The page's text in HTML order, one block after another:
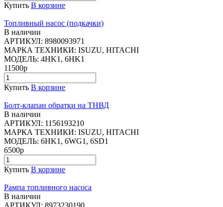
Купить В корзине
Топливный насос (подкачки)
В наличии
АРТИКУЛ: 8980093971
МАРКА ТЕХНИКИ: ISUZU, HITACHI
МОДЕЛЬ: 4HK1, 6HK1
11500р
Купить В корзине
Болт-клапан обратки на ТНВД
В наличии
АРТИКУЛ: 1156193210
МАРКА ТЕХНИКИ: ISUZU, HITACHI
МОДЕЛЬ: 6HK1, 6WG1, 6SD1
6500р
Купить В корзине
Рампа топливного насоса
В наличии
АРТИКУЛ: 8973230190